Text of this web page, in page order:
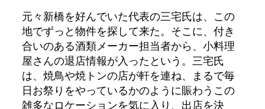
元々新橋を好んでいた代表の三宅氏は、この
地でずっと物件を探して来た。そこに、付き
合いのある酒類メーカー担当者から、小料理
屋さんの退店情報が入ったという。三宅氏
は、焼鳥や焼トンの店が軒を連ね、まるで毎
日お祭りをやっているかのように賑わうこの
雑多なロケーションを気に入り、出店を決